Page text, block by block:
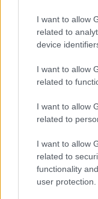
I want to allow
related to
device
I want to allow
related to
I want to allow
related to
I want to allow
related to
functionality
user protection.
Un mercado
artesanía pura
de Consuegra
07/08/2026
El Festival
de Almagro
07/08/2026